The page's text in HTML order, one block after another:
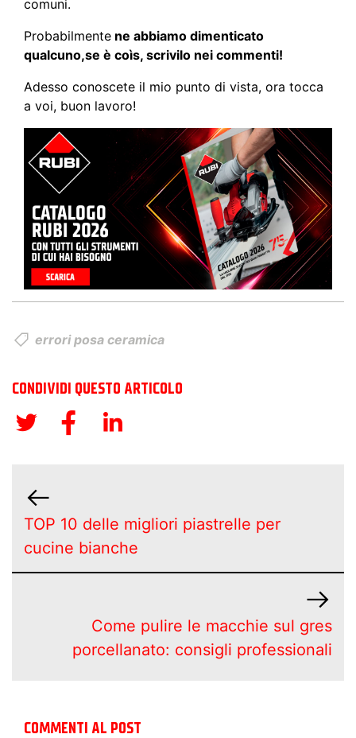
comuni.
Probabilmente ne abbiamo dimenticato
qualcuno,se è coìs, scrivilo nei commenti!
Adesso conoscete il mio punto di vista, ora tocca
a voi, buon lavoro!
errori posa ceramica
CONDIVIDI QUESTO ARTICOLO
TOP 10 delle migliori piastrelle per
cucine bianche
Come pulire le macchie sul gres
porcellanato: consigli professionali
COMMENTI AL POST